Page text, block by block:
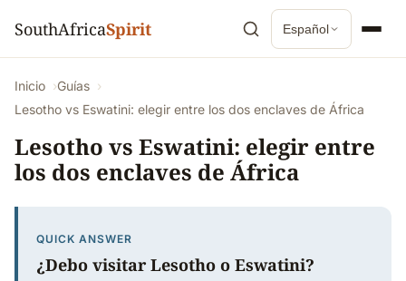
SouthAfricaSpirit Español
Inicio
Guías
Lesotho vs Eswatini: elegir entre los dos enclaves de África
Lesotho vs Eswatini: elegir entre
los dos enclaves de África
QUICK ANSWER
¿Debo visitar Lesotho o Eswatini?